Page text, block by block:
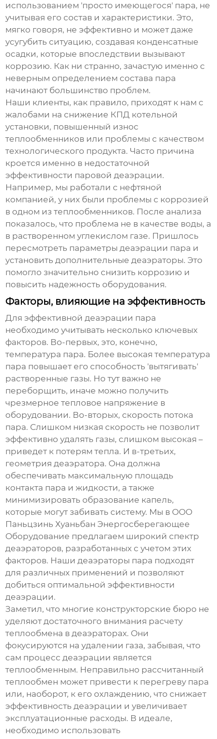
использованием 'просто имеющегося' пара, не
учитывая его состав и характеристики. Это,
мягко говоря, не эффективно и может даже
усугубить ситуацию, создавая конденсатные
осадки, которые впоследствии вызывают
коррозию. Как ни странно, зачастую именно с
неверным определением состава пара
начинают большинство проблем.
Наши клиенты, как правило, приходят к нам с
жалобами на снижение КПД котельной
установки, повышенный износ
теплообменников или проблемы с качеством
технологического продукта. Часто причина
кроется именно в недостаточной
эффективности паровой деаэрации.
Например, мы работали с нефтяной
компанией, у них были проблемы с коррозией
в одном из теплообменников. После анализа
показалось, что проблема не в качестве воды, а
в растворенном углекислом газе. Пришлось
пересмотреть параметрыдеаэрации пара и
установить дополнительные деаэраторы. Это
помогло значительно снизить коррозию и
повысить надежность оборудования.
Факторы, влияющие на эффективность
Для эффективнойдеаэрации пара
необходимо учитывать несколько ключевых
факторов. Во-первых, это, конечно,
температура пара. Более высокая температура
пара повышает его способность 'вытягивать'
растворенные газы. Но тут важно не
переборщить, иначе можно получить
чрезмерное тепловое напряжение в
оборудовании. Во-вторых, скорость потока
пара. Слишком низкая скорость не позволит
эффективно удалять газы, слишком высокая –
приведет к потерям тепла. И в-третьих,
геометрия деаэратора. Она должна
обеспечивать максимальную площадь
контакта пара и жидкости, а также
минимизировать образование капель,
которые могут забивать систему. Мы в ООО
Паньцзинь Хуаньбан Энергосберегающее
Оборудование предлагаем широкий спектр
деаэраторов, разработанных с учетом этих
факторов. Нашидеаэраторы пара подходят
для различных применений и позволяют
добиться оптимальной эффективности
деаэрации.
Заметил, что многие конструкторские бюро не
уделяют достаточного внимания расчету
теплообмена в деаэраторах. Они
фокусируются на удалении газа, забывая, что
сам процесс деаэрации является
теплообменным. Неправильно рассчитанный
теплообмен может привести к перегреву пара
или, наоборот, к его охлаждению, что снижает
эффективностьдеаэрации и увеличивает
эксплуатационные расходы. В идеале,
необходимо использовать